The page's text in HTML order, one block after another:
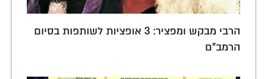
הרבי מבקש ומפציר: 3 אופציות לשותפות בסיום
הרמב"ם